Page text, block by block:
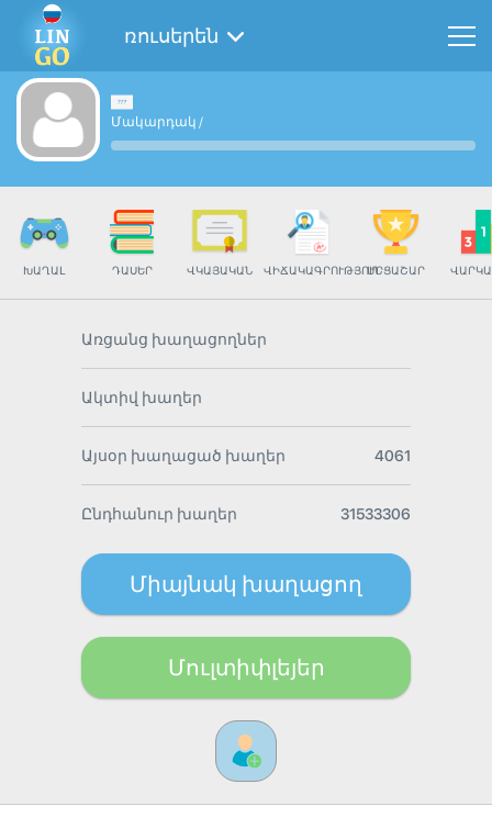
ռուսերեն
Մակարդակ /
ԽԱՂԱԼ ԴԱՍԵՐ ՎԿԱՅԱԿԱՆ ՎԻՃԱԿԱԳՐՈՒԹՅՈՒՆՄՐՑԱՇԱՐ
Առցանց խաղացողներ
Ակտիվ խաղեր
Այսօր խաղացած խաղեր 4061
Ընդհանուր խաղեր 31533306
Միայնակ խաղացող
Մուլտիփլեյեր